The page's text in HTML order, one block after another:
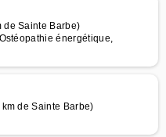
de Sainte Barbe)
énergétique,
de Sainte Barbe)